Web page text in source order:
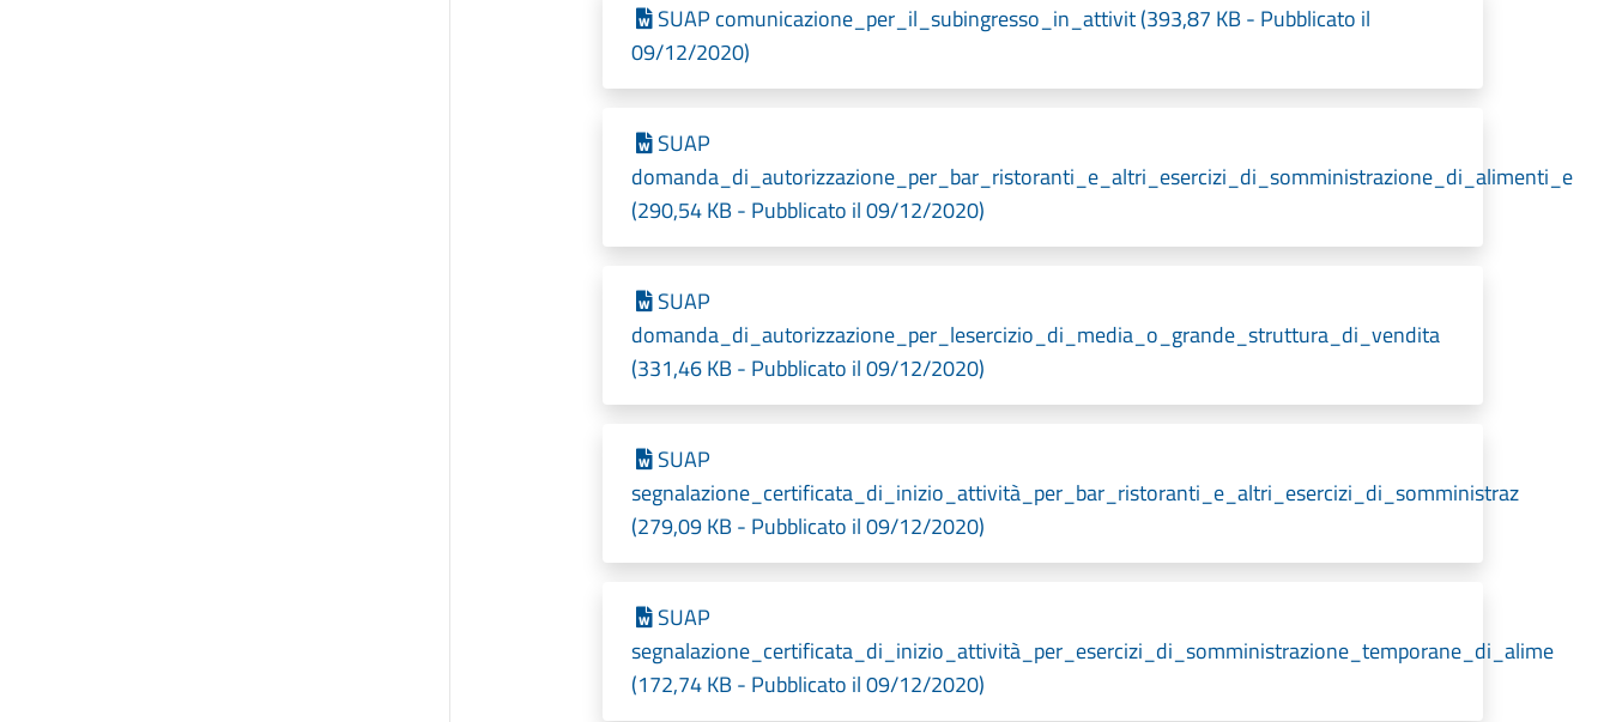
SUAP comunicazione_per_il_subingresso_in_attivit (393,87 KB - Pubblicato il
09/12/2020)
SUAP
domanda_di_autorizzazione_per_bar_ristoranti_e_altri_esercizi_di_somministrazione_di_alimenti_e
(290,54 KB - Pubblicato il 09/12/2020)
SUAP
domanda_di_autorizzazione_per_lesercizio_di_media_o_grande_struttura_di_vendita
(331,46 KB - Pubblicato il 09/12/2020)
SUAP
segnalazione_certificata_di_inizio_attività_per_bar_ristoranti_e_altri_esercizi_di_somministraz
(279,09 KB - Pubblicato il 09/12/2020)
SUAP
segnalazione_certificata_di_inizio_attività_per_esercizi_di_somministrazione_temporane_di_alime
(172,74 KB - Pubblicato il 09/12/2020)